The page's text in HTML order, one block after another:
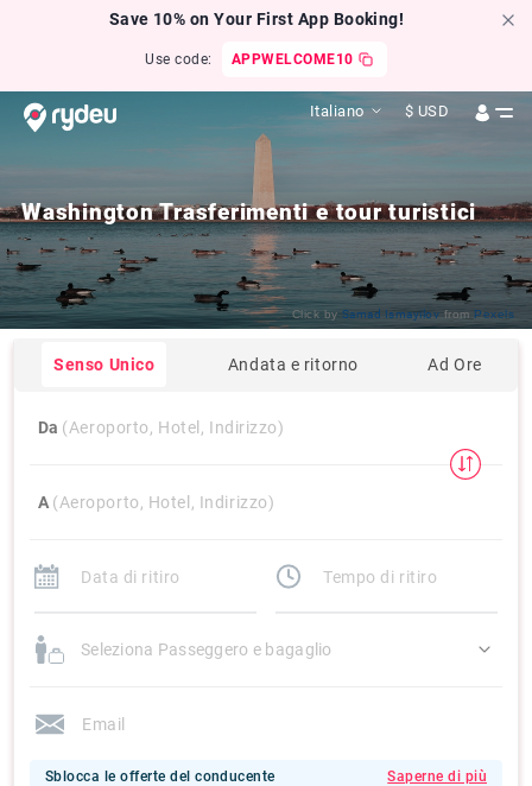
Save 10% on Your First App Booking!
Use code: APPWELCOME10
Italiano $ USD
Washington Trasferimenti e tour turistici
Click bySamad Ismayilov from Pexels
Senso Unico Andata e ritorno Ad Ore
Da (Aeroporto, Hotel, Indirizzo)
A (Aeroporto, Hotel, Indirizzo)
Seleziona Passeggero e bagaglio
Sblocca le offerte del conducente Saperne di più